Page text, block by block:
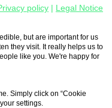
policy
Legal Notice
but are important for us
they visit. It really helps us to
like you. We're happy for
Simply click on “Cookie
settings.